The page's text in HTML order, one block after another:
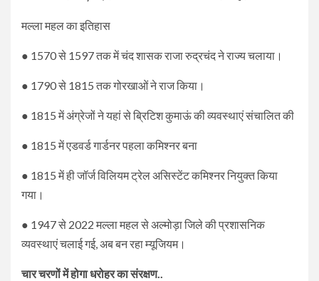
मल्ला महल का इतिहास
● 1570 से 1597 तक में चंद शासक राजा रुद्रचंद ने राज्य चलाया।
● 1790 से 1815 तक गोरखाओं ने राज किया।
● 1815 में अंग्रेजों ने यहां से ब्रिटिश कुमाऊं की व्यवस्थाएं संचालित की
● 1815 में एडवर्ड गार्डनर पहला कमिश्नर बना
● 1815 में ही जॉर्ज विलियम ट्रेल असिस्टेंट कमिश्नर नियुक्त किया
गया।
● 1947 से 2022 मल्ला महल से अल्मोड़ा जिले की प्रशासनिक
व्यवस्थाएं चलाई गई, अब बन रहा म्यूजियम।
चार चरणों में होगा धरोहर का संरक्षण..